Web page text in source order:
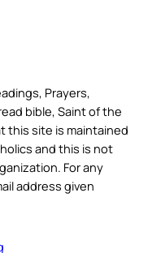
Prayers,
bible, Saint of the
this site is maintained
and this is not
For any
address given